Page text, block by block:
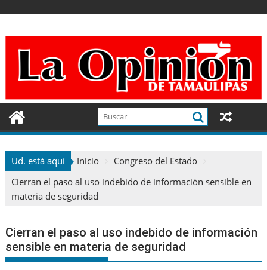
contenido
Ud. está aquí Inicio
Congreso del Estado
Cierran el paso al uso indebido de información sensible en
materia de seguridad
Cierran el paso al uso indebido de información
sensible en materia de seguridad